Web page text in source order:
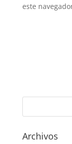
este
Archivos